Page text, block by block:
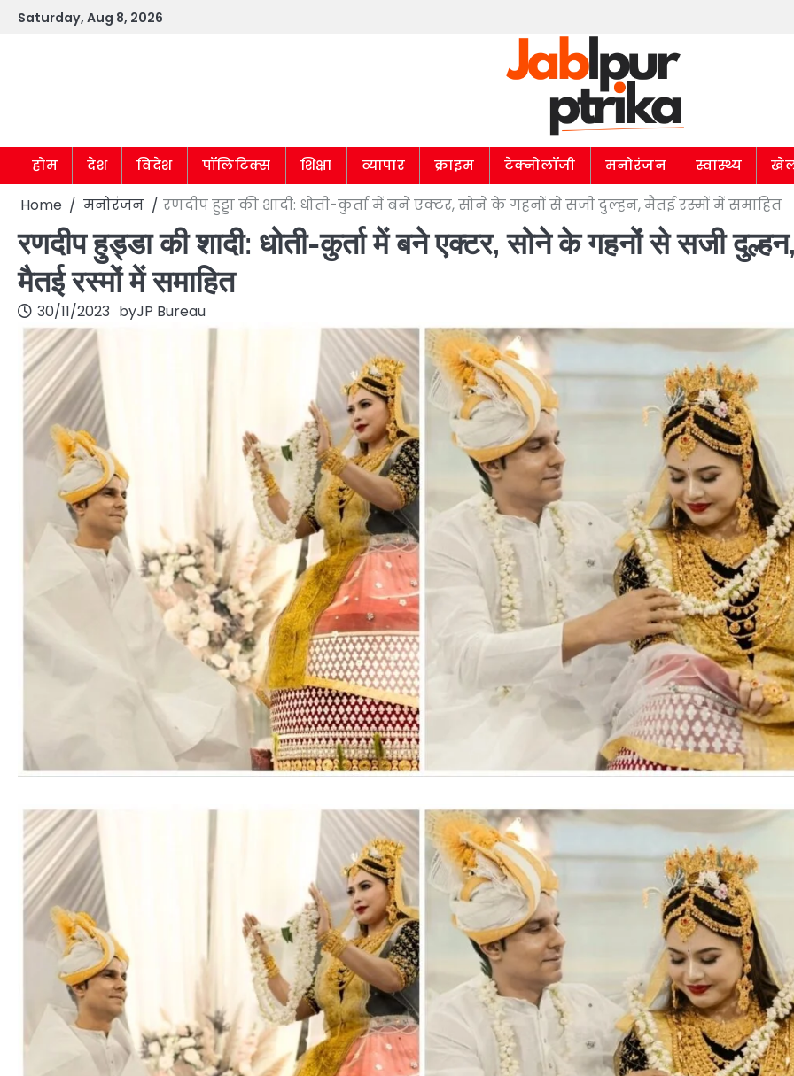
SkipSaturday, Aug 8, 2026
होम देश विदेश पॉलिटिक्स शिक्षा व्यापार क्राइम टेक्नोलॉजी मनोरंजन स्वास्थ्य
Home मनोरंजन रणदीप हुड्डा की शादी: धोती-कुर्ता में बने एक्टर, सोने के गहनों से सजी दुल्हन, मैतई रस्मों में समाहित
रणदीप हुड्डा की शादी: धोती-कुर्ता में बने एक्टर, सोने के गहनों से सजी दुल्हन,
मैतई रस्मों में समाहित
30/11/2023 byJP Bureau